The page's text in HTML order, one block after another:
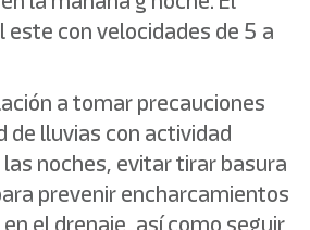
con velocidades de 5 a
a tomar precauciones
de lluvias con actividad
noches, evitar tirar basura
prevenir encharcamientos